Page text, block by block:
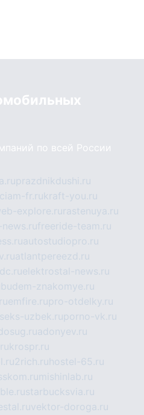
по всей России
prazdnikdushi.ru
ciam-fr.rukraft-you.ru
explore.ru rastenuya.ru
freeride-team.ru
autostudiopro.ru
atlantpereezd.ru
elektrostal-news.ru
budem-znakomye.ru
emfire.rupro-otdelky.ru
seks-uzbek.ruporno-vk.ru
adonyev.ru
krospr.ru
2rich.ru hostel-65.ru
mishinlab.ru
starbucksvia.ru
vektor-doroga.ru